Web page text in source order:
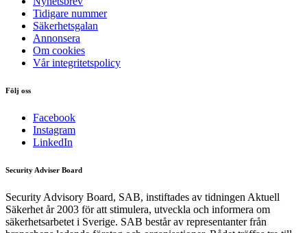
Tidigare nummer
Säkerhetsgalan
Annonsera
Om cookies
Vår integritetspolicy
Följ oss
Facebook
Instagram
LinkedIn
Security Adviser Board
Security Advisory Board, SAB, instiftades av tidningen Aktuell
Säkerhet år 2003 för att stimulera, utveckla och informera om
säkerhetsarbetet i Sverige. SAB består av representanter från